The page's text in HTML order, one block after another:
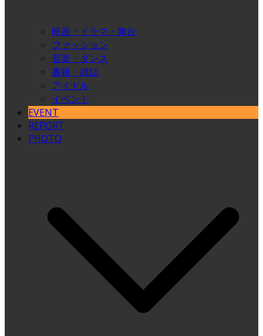
映画・ドラマ・舞台
ファッション
音楽・ダンス
書籍・雑誌
アイドル
イベント
EVENT
REPORT
PHOTO